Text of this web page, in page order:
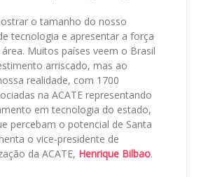
o tamanho do nosso
tecnologia e apresentar a força
Muitos países veem o Brasil
arriscado, mas ao
realidade, com 1700
na ACATE representando
em tecnologia do estado,
percebam o potencial de Santa
o vice-presidente de
da ACATE, Henrique Bilbao.